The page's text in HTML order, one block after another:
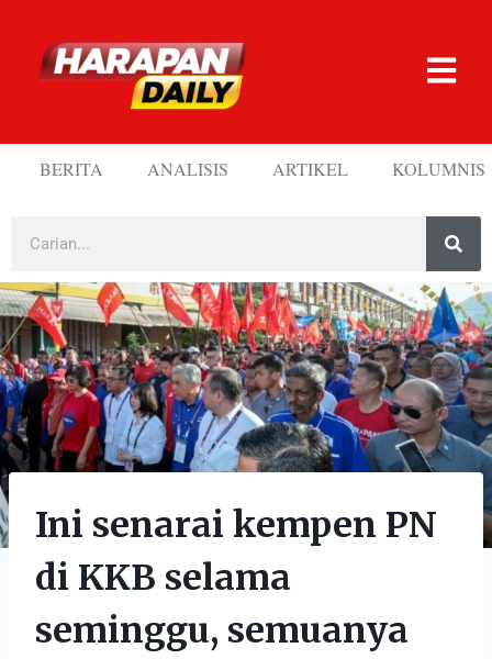
BERITA ANALISIS ARTIKEL KOLUMNIS
Ini senarai kempen PN
di KKB selama
seminggu, semuanya